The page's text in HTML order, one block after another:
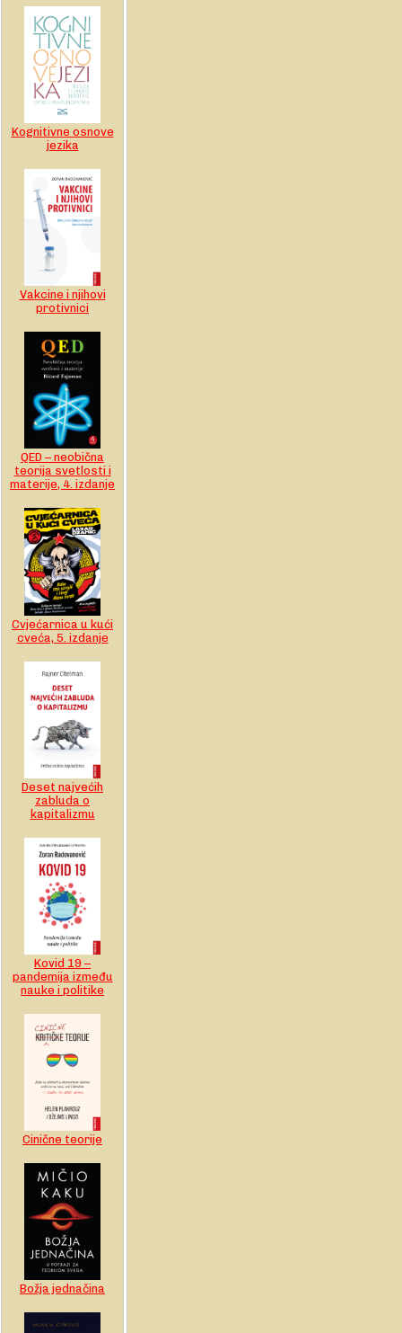
Kognitivne osnove
jezika
Vakcine i njihovi
protivnici
QED – neobična
teorija svetlosti i
materije, 4. izdanje
Cvjećarnica u kući
cveća, 5. izdanje
Deset najvećih
zabluda o
kapitalizmu
Kovid 19 –
pandemija između
nauke i politike
Cinične teorije
Božja jednačina